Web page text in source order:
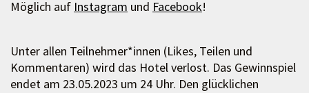
Möglich auf Instagram und Facebook!
Unter allen Teilnehmer*innen (Likes, Teilen und
Kommentaren) wird das Hotel verlost. Das Gewinnspiel
endet am 23.05.2023 um 24 Uhr. Den glücklichen